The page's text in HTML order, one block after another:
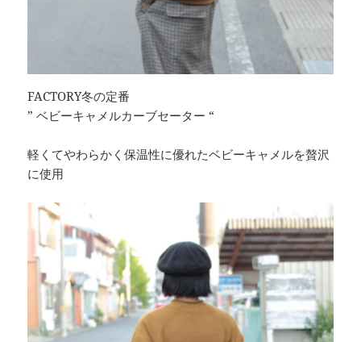
FACTORY冬の定番
” ベビーキャメルカーブセーター “
軽くてやわらかく保温性に優れたベビーキャメルを贅沢
に使用